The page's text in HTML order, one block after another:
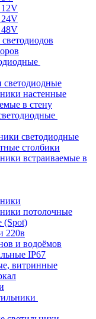
12V
24V
48V
светодиодные
настенные
в стену
светодиодные
столбики
встраиваемые в
потолочные
(Spot)
220в
и водоёмов
IP67
витринные